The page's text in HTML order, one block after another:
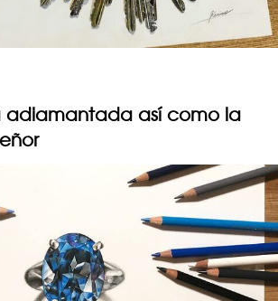
adiamantada así como la